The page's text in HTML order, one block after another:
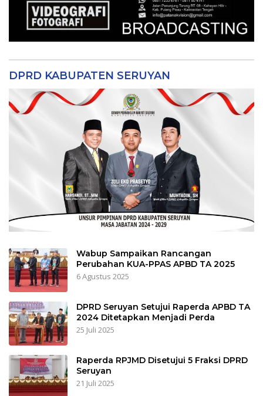
DPRD KABUPATEN SERUYAN
Wabup Sampaikan Rancangan
Perubahan KUA-PPAS APBD TA 2025
6 Agustus 2025
DPRD Seruyan Setujui Raperda APBD TA
2024 Ditetapkan Menjadi Perda
25 Juli 2025
Raperda RPJMD Disetujui 5 Fraksi DPRD
Seruyan
21 Juli 2025